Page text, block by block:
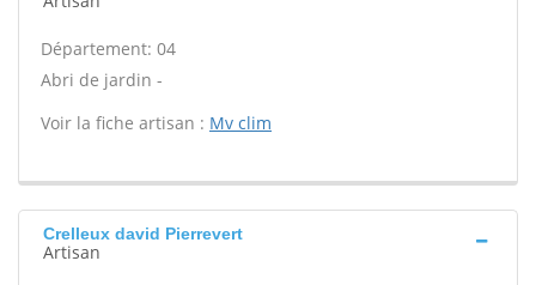
Département: 04
Abri de jardin -
Voir la fiche artisan : Mv clim
Crelleux david Pierrevert
Artisan